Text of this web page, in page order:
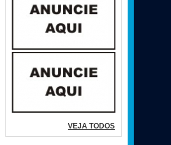
VEJA TODOS